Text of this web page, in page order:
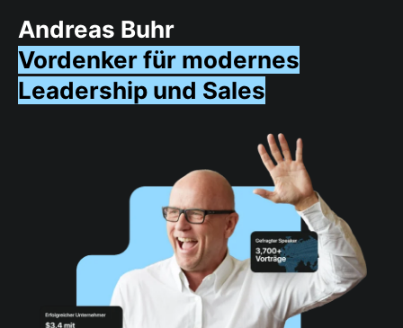
Andreas Buhr
Vordenker für modernes
Leadership und Sales